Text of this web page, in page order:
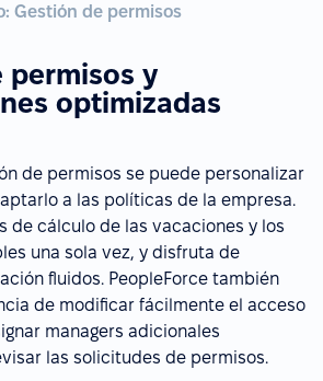
Gestión de permisos
permisos y
optimizadas
de permisos se puede personalizar
a las políticas de la empresa.
de cálculo de las vacaciones y los
una sola vez, y disfruta de
fluidos. PeopleForce también
de modificar fácilmente el acceso
managers adicionales
las solicitudes de permisos.